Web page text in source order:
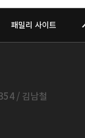
패밀리 사이트
/ 김남철